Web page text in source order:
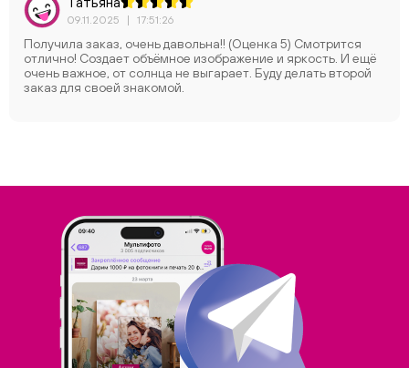
09.11.2025 | 17:51:26
Получила заказ, очень давольна!! (Оценка 5) Смотрится
отлично! Создает объёмное изображение и яркость. И ещё
очень важное, от солнца не выгарает. Буду делать второй
заказ для своей знакомой.